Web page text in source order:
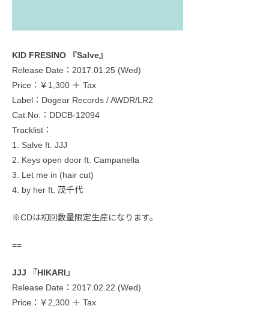
KID FRESINO 『Salve』
Release Date：2017.01.25 (Wed)
Price：￥1,300 ＋ Tax
Label：Dogear Records / AWDR/LR2
Cat.No.：DDCB-12094
Tracklist：
1. Salve ft. JJJ
2. Keys open door ft. Campanella
3. Let me in (hair cut)
4. by her ft. 茂千代
※CDは初回数量限定生産になります。
==
JJJ 『HIKARI』
Release Date：2017.02.22 (Wed)
Price：￥2,300 ＋ Tax